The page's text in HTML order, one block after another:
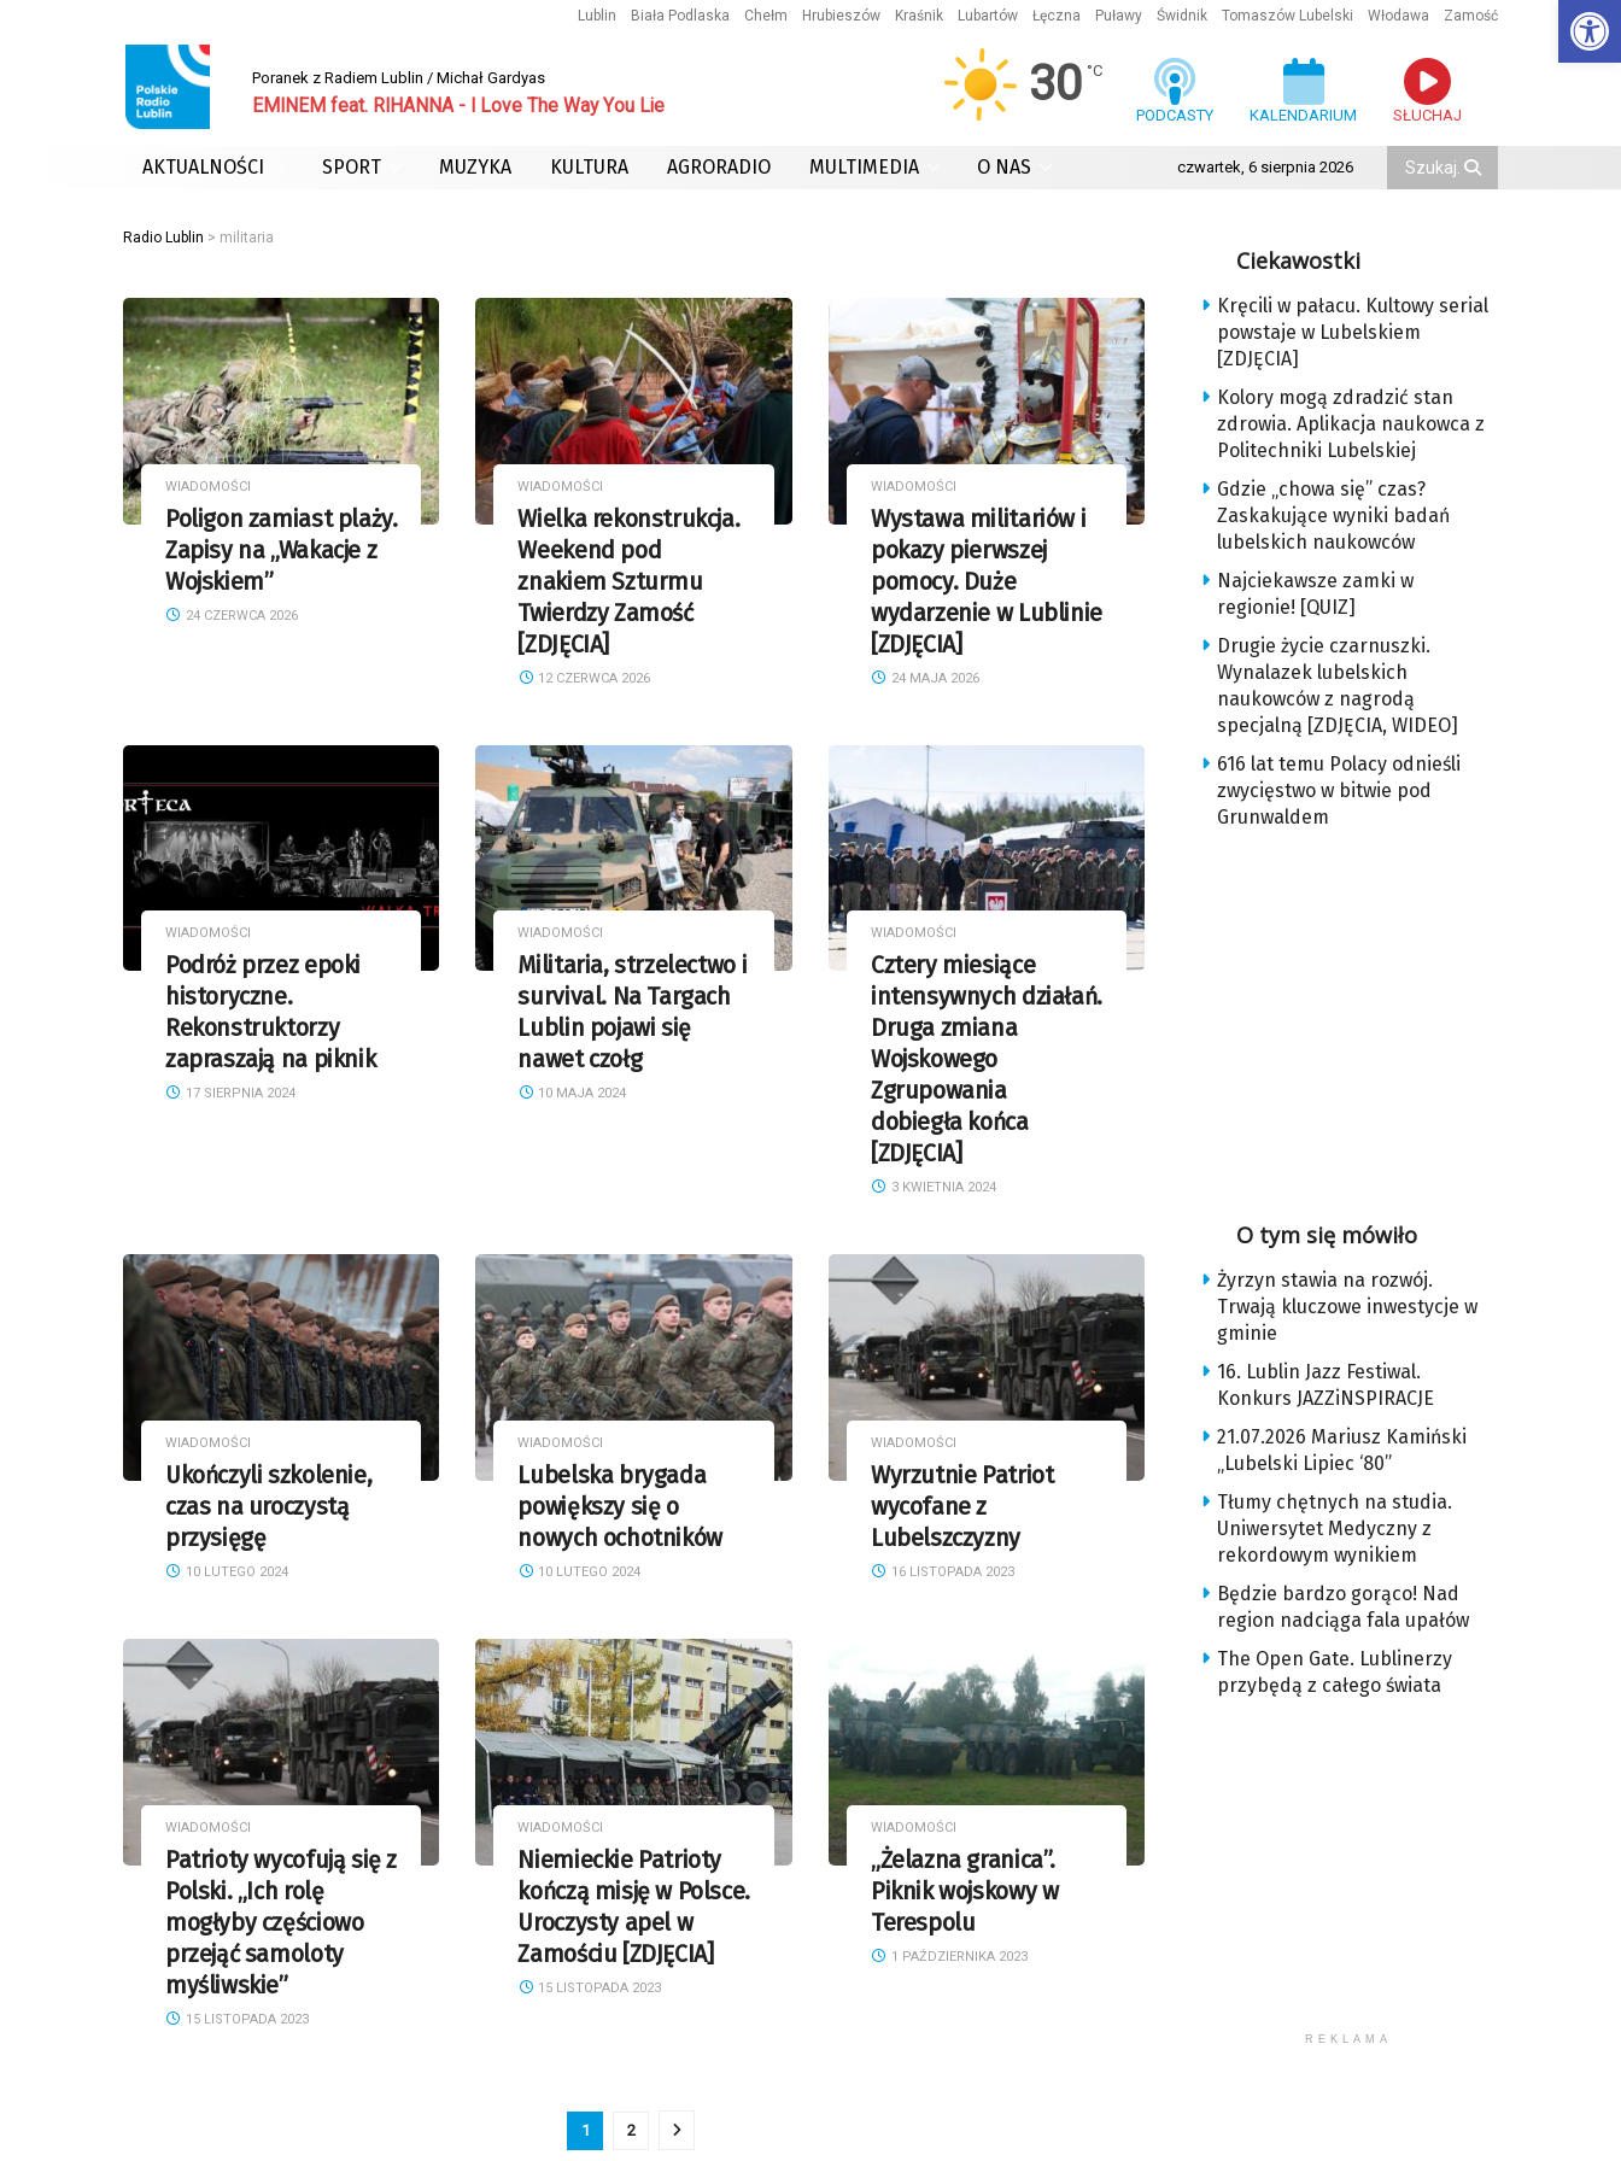
Lublin Biała Podlaska Chełm Hrubieszów Kraśnik Lubartów Łęczna Puławy Świdnik Tomaszów Lubelski Włodawa Zamość
Poranek z Radiem Lublin / Michał Gardyas
EMINEM feat. RIHANNA - I Love The Way You Lie 30 °C
PODCASTY KALENDARIUM SŁUCHAJ
AKTUALNOŚCI SPORT MUZYKA KULTURA AGRORADIO MULTIMEDIA O NAS czwartek, 6 sierpnia 2026
Radio Lublin > militaria
WIADOMOŚCI
Poligon zamiast plaży.
Zapisy na „Wakacje z
Wojskiem”
24 CZERWCA 2026
WIADOMOŚCI
Wielka rekonstrukcja.
Weekend pod
znakiem Szturmu
Twierdzy Zamość
[ZDJĘCIA]
12 CZERWCA 2026
WIADOMOŚCI
Wystawa militariów i
pokazy pierwszej
pomocy. Duże
wydarzenie w Lublinie
[ZDJĘCIA]
24 MAJA 2026
WIADOMOŚCI
Podróż przez epoki
historyczne.
Rekonstruktorzy
zapraszają na piknik
17 SIERPNIA 2024
WIADOMOŚCI
Militaria, strzelectwo i
survival. Na Targach
Lublin pojawi się
nawet czołg
10 MAJA 2024
WIADOMOŚCI
Cztery miesiące
intensywnych działań.
Druga zmiana
Wojskowego
Zgrupowania
dobiegła końca
[ZDJĘCIA]
3 KWIETNIA 2024
WIADOMOŚCI
Ukończyli szkolenie,
czas na uroczystą
przysięgę
10 LUTEGO 2024
WIADOMOŚCI
Lubelska brygada
powiększy się o
nowych ochotników
10 LUTEGO 2024
WIADOMOŚCI
Wyrzutnie Patriot
wycofane z
Lubelszczyzny
16 LISTOPADA 2023
WIADOMOŚCI
Patrioty wycofują się z
Polski. „Ich rolę
mogłyby częściowo
przejąć samoloty
myśliwskie”
15 LISTOPADA 2023
WIADOMOŚCI
Niemieckie Patrioty
kończą misję w Polsce.
Uroczysty apel w
Zamościu [ZDJĘCIA]
15 LISTOPADA 2023
WIADOMOŚCI
„Żelazna granica”.
Piknik wojskowy w
Terespolu
1 PAŹDZIERNIKA 2023
1 2
Ciekawostki
Kręcili w pałacu. Kultowy serial
powstaje w Lubelskiem
[ZDJĘCIA]
Kolory mogą zdradzić stan
zdrowia. Aplikacja naukowca z
Politechniki Lubelskiej
Gdzie „chowa się” czas?
Zaskakujące wyniki badań
lubelskich naukowców
Najciekawsze zamki w
regionie! [QUIZ]
Drugie życie czarnuszki.
Wynalazek lubelskich
naukowców z nagrodą
specjalną [ZDJĘCIA, WIDEO]
616 lat temu Polacy odnieśli
zwycięstwo w bitwie pod
Grunwaldem
O tym się mówiło
Żyrzyn stawia na rozwój.
Trwają kluczowe inwestycje w
gminie
16. Lublin Jazz Festiwal.
Konkurs JAZZiNSPIRACJE
21.07.2026 Mariusz Kamiński
„Lubelski Lipiec ‘80”
Tłumy chętnych na studia.
Uniwersytet Medyczny z
rekordowym wynikiem
Będzie bardzo gorąco! Nad
region nadciąga fala upałów
The Open Gate. Lublinerzy
przybędą z całego świata
REKLAMA